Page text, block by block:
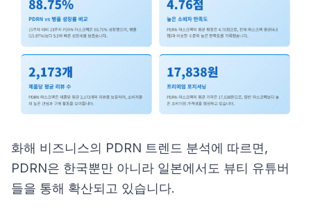
화해 비즈니스의 PDRN 트렌드 분석에 따르면,
PDRN은 한국뿐만 아니라 일본에서도 뷰티 유튜버
들을 통해 확산되고 있습니다.